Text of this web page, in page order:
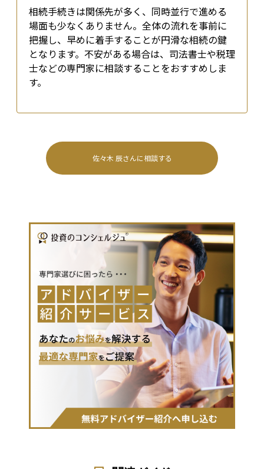
相続手続きは関係先が多く、同時並行で進める
場面も少なくありません。全体の流れを事前に
把握し、早めに着手することが円滑な相続の鍵
となります。不安がある場合は、司法書士や税理
士などの専門家に相談することをおすすめしま
す。
佐々木 辰さんに相談する